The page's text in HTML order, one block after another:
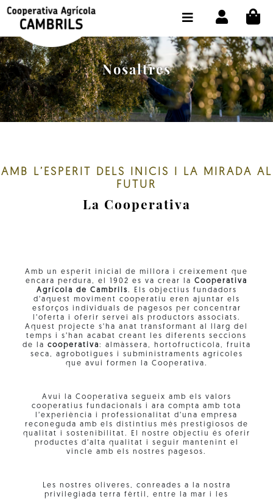
Nosaltres
AMB L’ESPERIT DELS INICIS I LA MIRADA AL
FUTUR
La Cooperativa
Amb un esperit inicial de millora i creixement que
encara perdura, el 1902 es va crear la Cooperativa
Agrícola de Cambrils. Els objectius fundadors
d’aquest moviment cooperatiu eren ajuntar els
esforços individuals de pagesos per concentrar
l’oferta i oferir servei als productors associats.
Aquest projecte s'ha anat transformant al llarg del
temps i s’han acabat creant les diferents seccions
de la cooperativa: almàssera, hortofructícola, fruita
seca, agrobotigues i subministraments agrícoles
que avui formen la Cooperativa.
Avui la Cooperativa segueix amb els valors
cooperatius fundacionals i ara compta amb tota
l’experiència i professionalitat d’una empresa
reconeguda amb els distintius més prestigiosos de
qualitat i sostenibilitat. El nostre objectiu és oferir
productes d’alta qualitat i seguir mantenint el
vincle amb els nostres pagesos.
Les nostres oliveres, conreades a la nostra
privilegiada terra fèrtil, entre la mar i les
BOTIGA COMPRA ONLINE
LA COOPERATIVA
OLEOTOUR
PRODUCTES
CONTACTE